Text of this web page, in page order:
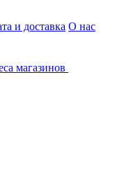
и доставка О нас
магазинов